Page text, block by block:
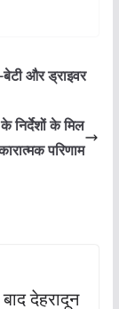
बेटी और ड्राइवर
निर्देशों के मिल
परिणाम
देहरादून